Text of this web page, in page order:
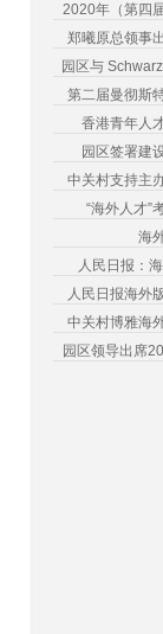
2020年（第四
郑曦原总领事
园区与
第二届曼彻斯
香港青年人
园区签署建
中关村支持主
“海外人才”
海
人民日报：
人民日报海外
中关村博雅海
园区领导出席